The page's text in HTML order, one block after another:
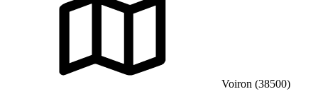
Voiron (38500)